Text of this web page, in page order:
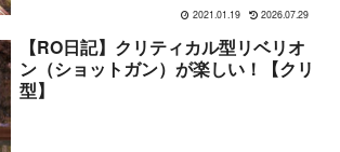
2021.01.19 2026.07.29
【RO日記】クリティカル型リベリオ
ン（ショットガン）が楽しい！【クリ
型】